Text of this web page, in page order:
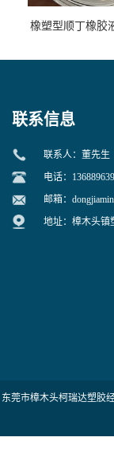
橡塑型顺丁橡胶
联系信息
联系人：董先生
电话：
邮箱：
地址：樟木头镇
东莞市樟木头柯瑞达塑胶